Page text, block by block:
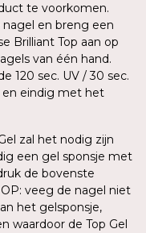
te voorkomen.
en breng een
Brilliant Top aan op
van één hand.
120 sec. UV / 30 sec.
en eindig met het
zal het nodig zijn
een gel sponsje met
de bovenste
veeg de nagel niet
het gelsponsje,
waardoor de Top Gel